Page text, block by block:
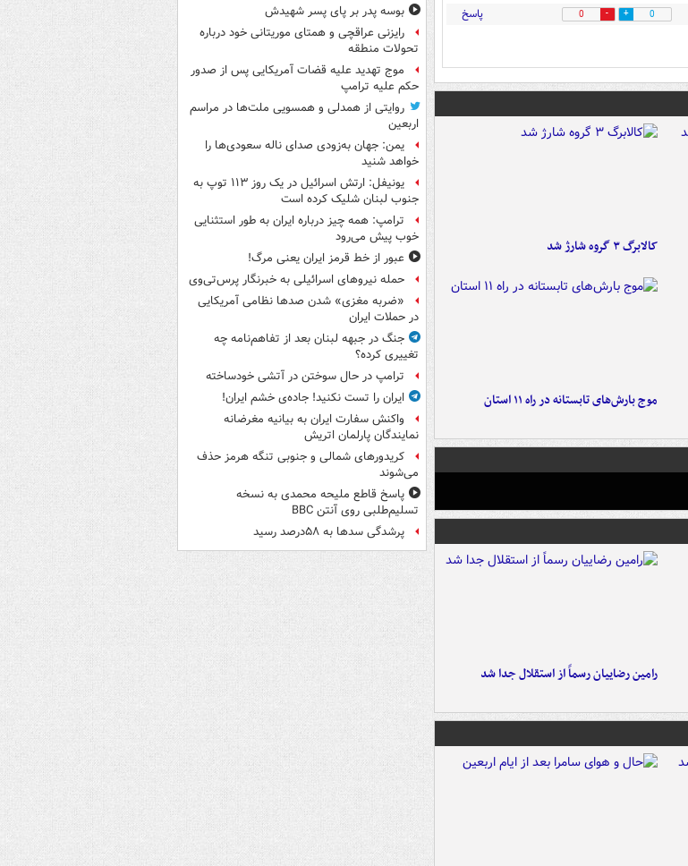
0
0 پاسخ
کالابرگ ۳ گروه شارژ شد
موج بارش‌های تابستانه در راه ۱۱ استان
رامین رضاییان رسماً از استقلال جدا شد
بوسه‌ پدر بر پای پسر شهیدش
رایزنی عراقچی و همتای موریتانی خود درباره
تحولات منطقه
موج تهدید علیه قضات آمریکایی پس از صدور
حکم علیه ترامپ
روایتی از همدلی و همسویی ملت‌ها در مراسم
اربعین
یمن: جهان به‌زودی صدای ناله سعودی‌ها را
خواهد شنید
یونیفل: ارتش اسرائیل در یک روز ۱۱۳ توپ به
جنوب لبنان شلیک کرده است
ترامپ: همه چیز درباره ایران به طور استثنایی
خوب پیش می‌رود
عبور از خط قرمز ایران یعنی مرگ!
حمله نیروهای اسرائیلی به خبرنگار پرس‌تی‌وی
«ضربه مغزی» شدن صدها نظامی آمریکایی
در حملات ایران
جنگ در جبهه لبنان بعد از تفاهم‌نامه چه
تغییری کرده؟
ترامپ در حال سوختن در آتشی خودساخته
ایران را تست نکنید! جاده‌ی خشم ایران!
واکنش سفارت ایران به بیانیه مغرضانه
نمایندگان پارلمان اتریش
کریدورهای شمالی و جنوبی تنگه هرمز حذف
می‌شوند
پاسخ قاطع ملیحه محمدی به نسخه
تسلیم‌طلبی روی آنتن BBC
پرشدگی سدها به ۵۸درصد رسید